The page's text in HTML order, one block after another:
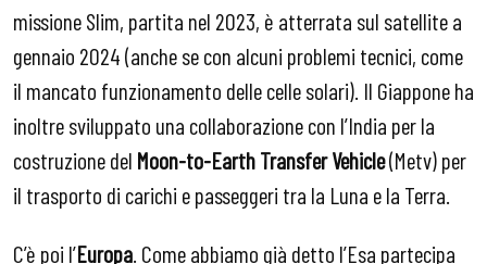
missione Slim, partita nel 2023, è atterrata sul satellite a
gennaio 2024 (anche se con alcuni problemi tecnici, come
il mancato funzionamento delle celle solari). Il Giappone ha
inoltre sviluppato una collaborazione con l’India per la
costruzione del Moon-to-Earth Transfer Vehicle(Metv) per
il trasporto di carichi e passeggeri tra la Luna e la Terra.
C’è poi l’Europa . Come abbiamo già detto l’Esa partecipa